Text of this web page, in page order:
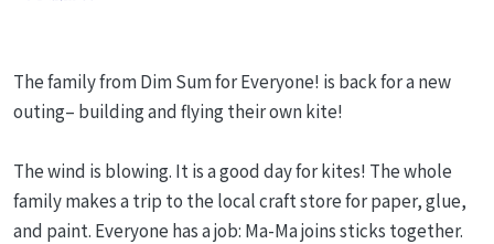
The family from Dim Sum for Everyone! is back for a new
outing– building and flying their own kite!
The wind is blowing. It is a good day for kites! The whole
family makes a trip to the local craft store for paper, glue,
and paint. Everyone has a job: Ma-Ma joins sticks together.